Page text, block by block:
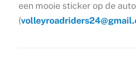
een mooie sticker op de
(